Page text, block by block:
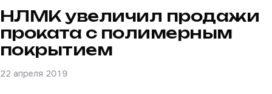
НЛМК увеличил продажи
проката с полимерным
покрытием
22 апреля 2019